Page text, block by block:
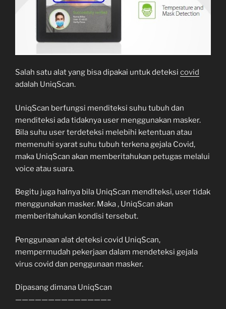
Salah satu alat yang bisa dipakai untuk deteksi covid
adalah UniqScan.
UniqScan berfungsi menditeksi suhu tubuh dan
menditeksi ada tidaknya user menggunakan masker.
Bila suhu user terdeteksi melebihi ketentuan atau
memenuhi syarat suhu tubuh terkena gejala Covid,
maka UniqScan akan memberitahukan petugas melalui
voice atau suara.
Begitu juga halnya bila UniqScan menditeksi, user tidak
menggunakan masker. Maka , UniqScan akan
memberitahukan kondisi tersebut.
Penggunaan alat deteksi covid UniqScan,
mempermudah pekerjaan dalam mendeteksi gejala
virus covid dan penggunaan masker.
Dipasang dimana UniqScan
——————————————–